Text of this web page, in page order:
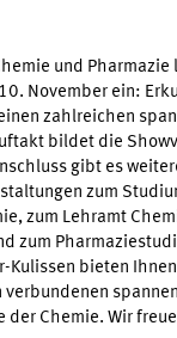
und Pharmazie
November ein:
zahlreichen
bildet die
gibt es
zum
zum Lehramt
zum
Kulissen bieten
verbundenen
der Chemie. Wir